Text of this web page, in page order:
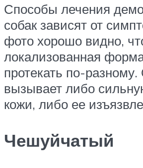
Способы лечения
собак зависят от
фото хорошо видно,
локализованная
протекать по-
вызывает либо
кожи, либо ее
Чешуйчатый